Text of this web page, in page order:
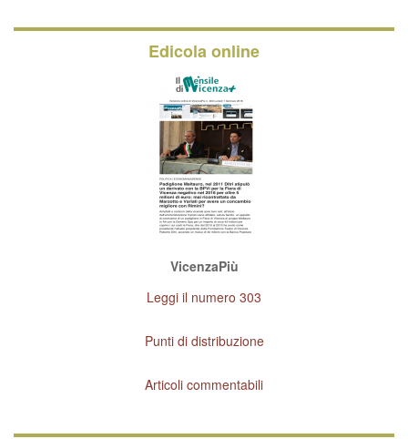
Edicola online
VicenzaPiù
Leggi il numero 303
Punti di distribuzione
Articoli commentabili